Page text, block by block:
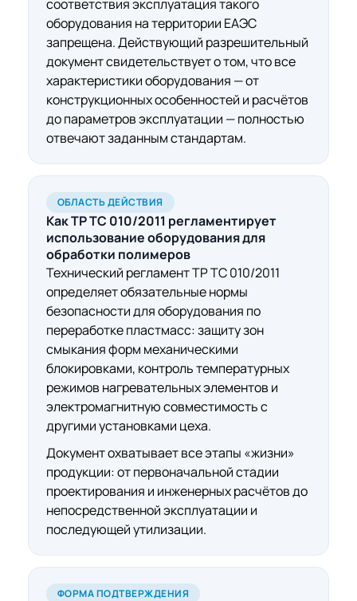
соответствия эксплуатация такого
оборудования на территории ЕАЭС
запрещена. Действующий разрешительный
документ свидетельствует о том, что все
характеристики оборудования — от
конструкционных особенностей и расчётов
до параметров эксплуатации — полностью
отвечают заданным стандартам.
ОБЛАСТЬ ДЕЙСТВИЯ
Как ТР ТС 010/2011 регламентирует
использование оборудования для
обработки полимеров
Технический регламент ТР ТС 010/2011
определяет обязательные нормы
безопасности для оборудования по
переработке пластмасс: защиту зон
смыкания форм механическими
блокировками, контроль температурных
режимов нагревательных элементов и
электромагнитную совместимость с
другими установками цеха.
Документ охватывает все этапы «жизни»
продукции: от первоначальной стадии
проектирования и инженерных расчётов до
непосредственной эксплуатации и
последующей утилизации.
ФОРМА ПОДТВЕРЖДЕНИЯ